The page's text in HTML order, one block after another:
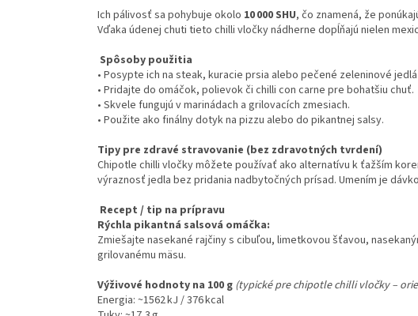
Ich pálivosť sa pohybuje okolo 10 000 SHU, čo znamená, že
Vďaka údenej chuti tieto chilli vločky nádherne dopĺňajú nielen
Spôsoby použitia
• Posypte ich na steak, kuracie prsia alebo pečené zeleninové
• Pridajte do omáčok, polievok či chilli con carne pre bohatšiu chuť.
• Skvele fungujú v marinádach a grilovacích zmesiach.
• Použite ako finálny dotyk na pizzu alebo do pikantnej salsy.
Tipy pre zdravé stravovanie (bez zdravotných tvrdení)
Chipotle chilli vločky môžete používať ako alternatívu k ťažším
výraznosť jedla bez pridania nadbytočných prísad. Umením je
Recept / tip na prípravu
Rýchla pikantná salsová omáčka:
Zmiešajte nasekané rajčiny s cibuľou, limetkovou šťavou,
grilovanému mäsu.
Výživové hodnoty na 100 g (typické pre chipotle chilli vločky –
Energia: ~1562 kJ / 376 kcal